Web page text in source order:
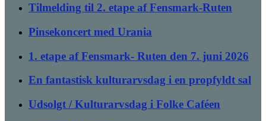
Tilmelding til 2. etape af Fensmark-Ruten
Pinsekoncert med Urania
1. etape af Fensmark- Ruten den 7. juni 2026
En fantastisk kulturarvsdag i en propfyldt sal
Udsolgt / Kulturarvsdag i Folke Caféen